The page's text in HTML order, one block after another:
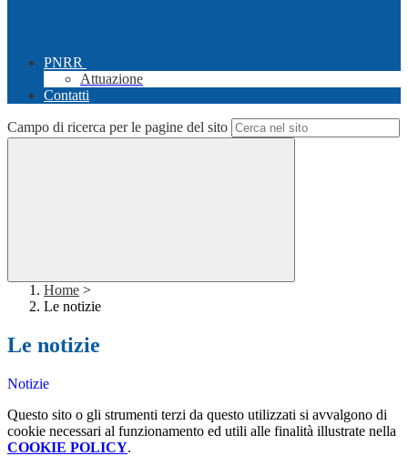
PNRR
Attuazione
Contatti
Campo di ricerca per le pagine del sito
Home >
Le notizie
Le notizie
Notizie
Questo sito o gli strumenti terzi da questo utilizzati si avvalgono di
cookie necessari al funzionamento ed utili alle finalità illustrate nella
COOKIE POLICY.